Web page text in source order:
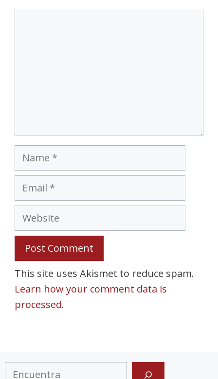
Name
Email
Website
This site uses Akismet to reduce spam.
Learn how your comment data is
processed.
Search